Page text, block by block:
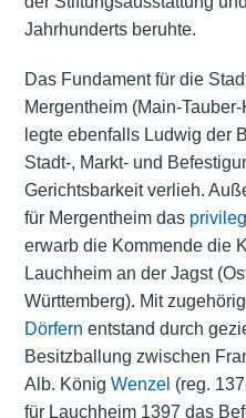
Jahrhunderts beruhte.
Das Fundament für die
Mergentheim (Main-
legte ebenfalls Ludwig der
Stadt-, Markt- und
Gerichtsbarkeit verlieh.
für Mergentheim das
erwarb die Kommende die
Lauchheim an der Jagst
Württemberg). Mit
Dörfern entstand durch
Besitzballung zwischen
Alb. König Wenzel (reg.
für Lauchheim 1397 das